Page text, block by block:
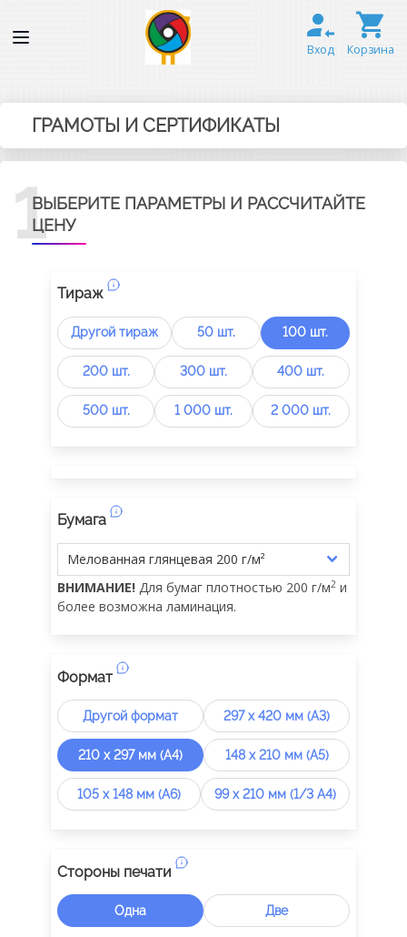
Вход Корзина
ГРАМОТЫ И СЕРТИФИКАТЫ
1ВЫБЕРИТЕ ПАРАМЕТРЫ И РАССЧИТАЙТЕ
ЦЕНУ
Тираж
Другой тираж 50 шт. 100 шт.
200 шт. 300 шт. 400 шт.
500 шт. 1 000 шт. 2 000 шт.
Бумага
ВНИМАНИЕ! Для бумаг плотностью 200 г/м2 и
более возможна ламинация.
Формат
Другой формат 297 х 420 мм (А3)
210 х 297 мм (А4) 148 х 210 мм (А5)
105 х 148 мм (А6) 99 х 210 мм (1/3 А4)
Стороны печати
Одна Две